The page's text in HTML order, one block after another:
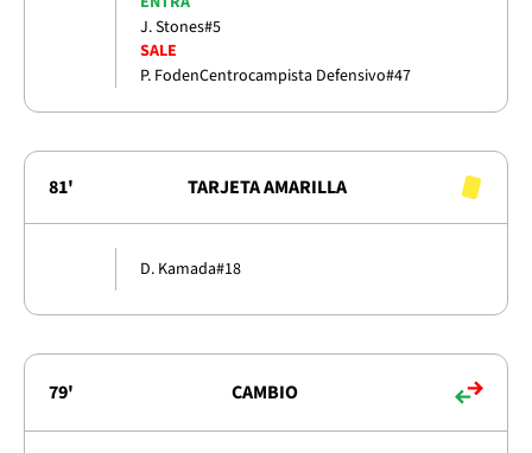
J. Stones#5
SALE
P. FodenCentrocampista Defensivo#47
81' TARJETA AMARILLA
D. Kamada#18
79' CAMBIO